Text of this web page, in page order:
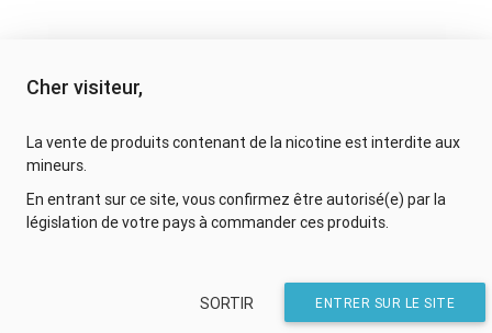
Cher visiteur,
La vente de produits contenant de la nicotine est interdite aux
mineurs.
En entrant sur ce site, vous confirmez être autorisé(e) par la
législation de votre pays à commander ces produits.
ENTRER SUR LE SITE
SORTIR